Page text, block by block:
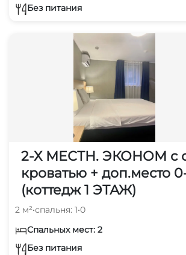
Без питания
2-Х МЕСТН. ЭКОНОМ с
кроватью + доп.место
(коттедж 1 ЭТАЖ)
2 м²•спальня: 1•0
Спальных мест: 2
Без питания